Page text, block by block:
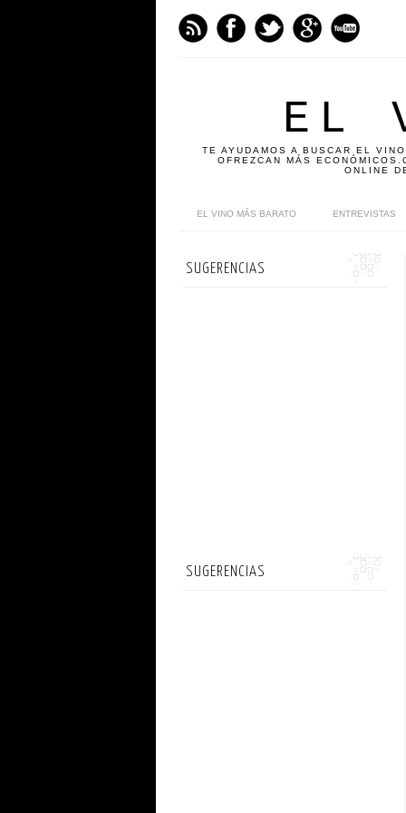
EL
TE AYUDAMOS A BUSCAR EL
OFREZCAN MÁS
ONLINE
EL VINO MÁS BARATO ENTREVISTAS
SUGERENCIAS
SUGERENCIAS